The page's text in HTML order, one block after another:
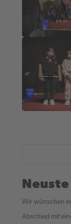
Wir wünschen
Abschied mit